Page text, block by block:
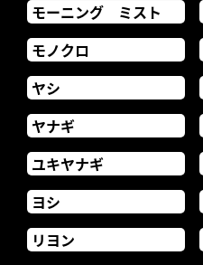
モーニング ミスト
モノクロ
ヤシ
ヤナギ
ユキヤナギ
ヨシ
リヨン